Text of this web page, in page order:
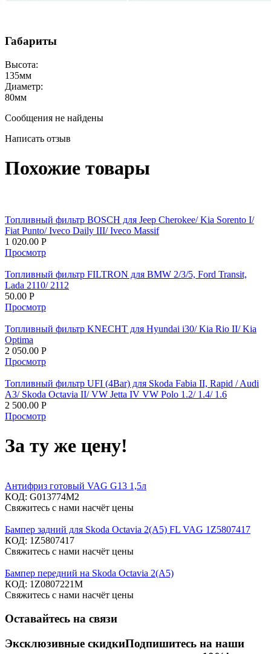
Габариты
Высота:
135мм
Диаметр:
80мм
Сообщения не найдены
Написать отзыв
Похожие товары
Топливный фильтр BOSCH для Jeep Cherokee/ Kia Sorento I/
Fiat Punto/ Iveco Daily III/ Iveco Massif
1 020.00 Р
Просмотр
Топливный фильтр FILTRON для BMW 2/3/5, Ford Transit,
Lada 2110/ 2112
50.00 Р
Просмотр
Топливный фильтр KNECHT для Hyundai i30/ Kia Rio II/ Kia
Optima
2 050.00 Р
Просмотр
Топливный фильтр UFI (4Bar) для Skoda Fabia II, Rapid / Audi
A3/ Skoda Octavia II/ VW Jetta IV VW Polo 1.2/ 1.4/ 1.6
2 500.00 Р
Просмотр
За ту же цену!
Антифриз готовый VAG G13 1,5л
КОД: G013774M2
Свяжитесь с нами насчёт цены
Бампер задний для Skoda Octavia 2(A5) FL VAG 1Z5807417
КОД: 1Z5807417
Свяжитесь с нами насчёт цены
Бампер передний на Skoda Octavia 2(A5)
КОД: 1Z0807221M
Свяжитесь с нами насчёт цены
Оставайтесь на связи
Эксклюзивные скидкиПодпишитесь на наши